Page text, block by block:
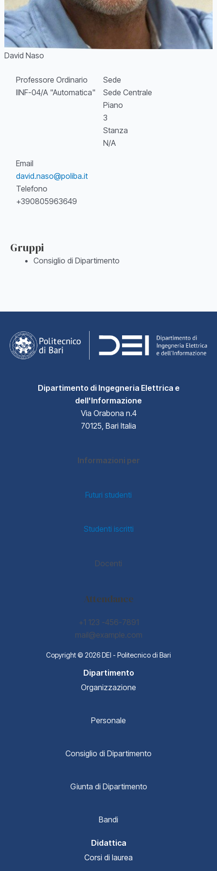
David Naso
Professore Ordinario
IINF-04/A "Automatica"
Sede
Sede Centrale
Piano
3
Stanza
N/A
Email
david.naso@poliba.it
Telefono
+390805963649
Gruppi
Consiglio di Dipartimento
Dipartimento di Ingegneria Elettrica e
dell'Informazione
Via Orabona n.4
70125, Bari Italia
Informazioni per
Futuri studenti
Studenti iscritti
Docenti
Attendance
+1 123 -456-7891
mail@example.com
Copyright © 2026 DEI - Politecnico di Bari
Dipartimento
Organizzazione
Personale
Consiglio di Dipartimento
Giunta di Dipartimento
Bandi
Didattica
Corsi di laurea